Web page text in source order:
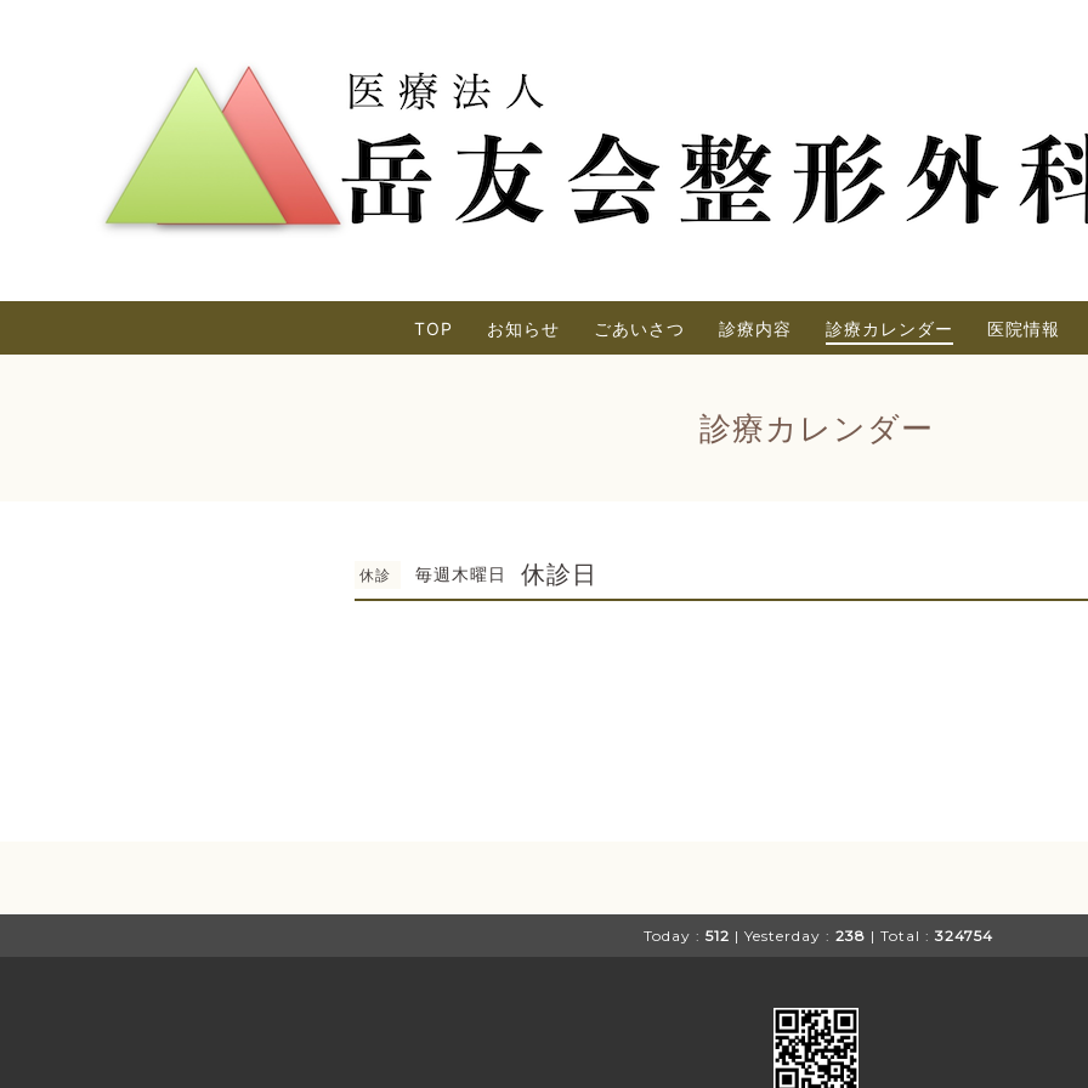
TOP お知らせ ごあいさつ 診療内容 診療カレンダー 医院情報
診療カレンダー
休診 毎週木曜日 休診日
Today : 512 | Yesterday : 238 | Total : 324754